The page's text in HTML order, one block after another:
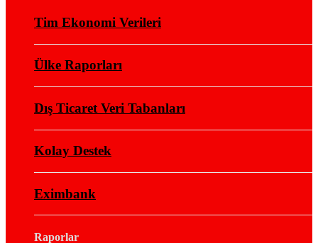
Tim Ekonomi Verileri
Ülke Raporları
Dış Ticaret Veri Tabanları
Kolay Destek
Eximbank
Raporlar